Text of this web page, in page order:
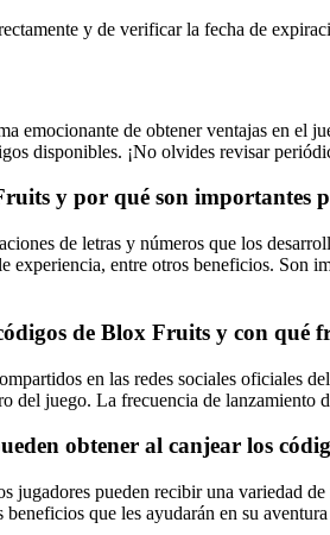
y de verificar la fecha de
emocionante de obtener ventajas en el
disponibles. ¡No olvides revisar
y por qué son importantes
de letras y números que los
experiencia, entre otros beneficios. Son
de Blox Fruits y con qué
en las redes sociales oficiales
del juego. La frecuencia de lanzamiento
obtener al canjear los
pueden recibir una variedad
que les ayudarán en su